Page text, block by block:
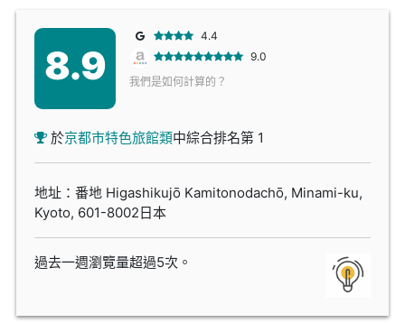
8.9
4.4
9.0
我們是如何計算的？
於京都市特色旅館類中綜合排名第 1
地址：番地 Higashikujō Kamitonodachō, Minami-ku,
Kyoto, 601-8002日本
過去一週瀏覽量超過5次。